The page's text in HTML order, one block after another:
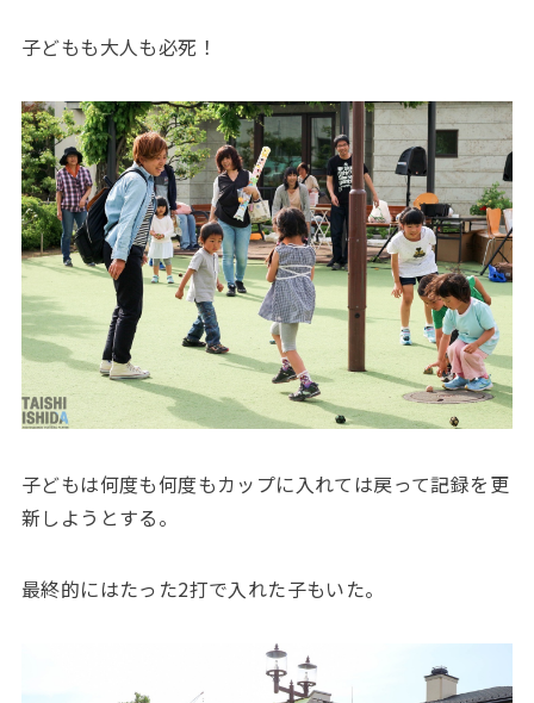
子どもも大人も必死！
子どもは何度も何度もカップに入れては戻って記録を更
新しようとする。
最終的にはたった2打で入れた子もいた。